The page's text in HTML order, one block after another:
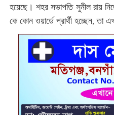
হয়েছে। শহর সভাপতি সুনীল রায়
কে কোন ওয়ার্ডে প্রার্থী হচ্ছেন, তা